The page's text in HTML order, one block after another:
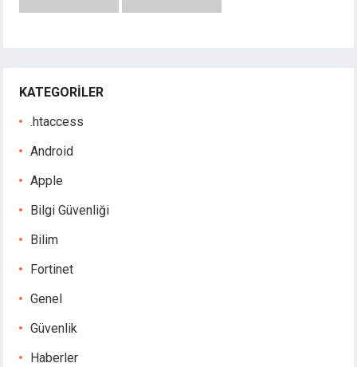
KATEGORILER
.htaccess
Android
Apple
Bilgi Güvenliği
Bilim
Fortinet
Genel
Güvenlik
Haberler